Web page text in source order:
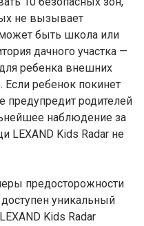
не вызывает
может быть школа или
дачного участка —
ребенка внешних
Если ребенок покинет
предупредит родителей
наблюдение за
Kids Radar не
предосторожности
уникальный
Kids Radar